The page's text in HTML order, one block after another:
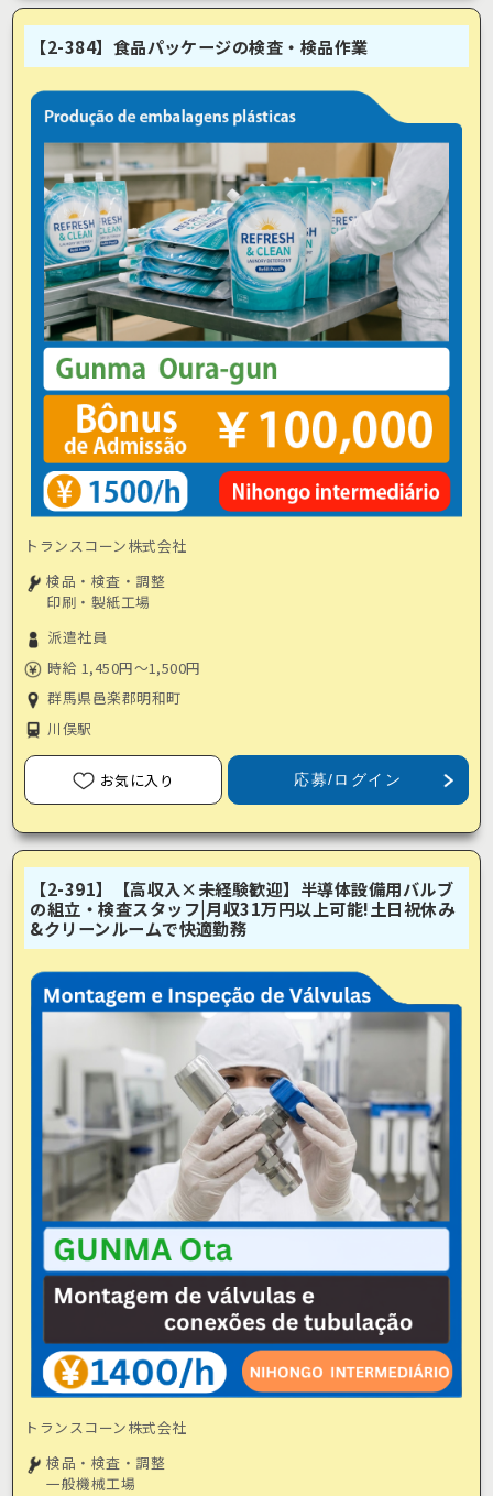
【2-384】食品パッケージの検査・検品作業
トランスコーン株式会社
検品・検査・調整
印刷・製紙工場
派遣社員
時給 1,450円～1,500円
群馬県邑楽郡明和町
川俣駅
お気に入り 応募/ログイン
【2-391】【高収入×未経験歓迎】半導体設備用バルブ
の組立・検査スタッフ|月収31万円以上可能!土日祝休み
&クリーンルームで快適勤務
トランスコーン株式会社
検品・検査・調整
一般機械工場